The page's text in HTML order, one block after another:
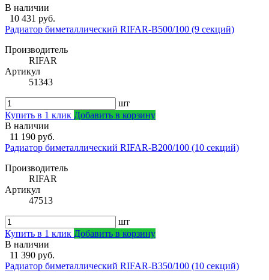
В наличии
10 431 руб.
Радиатор биметаллический RIFAR-В500/100 (9 секций)
Производитель
RIFAR
Артикул
51343
шт
Купить в 1 клик Добавить в корзину
В наличии
11 190 руб.
Радиатор биметаллический RIFAR-В200/100 (10 секций)
Производитель
RIFAR
Артикул
47513
шт
Купить в 1 клик Добавить в корзину
В наличии
11 390 руб.
Радиатор биметаллический RIFAR-В350/100 (10 секций)